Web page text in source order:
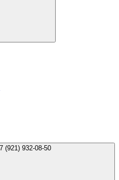
+7 (921) 932-08-50